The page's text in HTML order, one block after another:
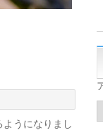
うになりまし